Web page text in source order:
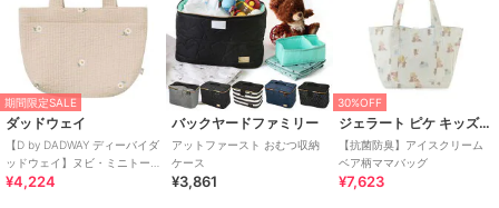
期間限定SALE
ダッドウェイ
【D by DADWAY ディーバイダ
ッドウェイ】ヌビ・ミニトー
トバッグ
¥4,224
バックヤードファミリー
アットファースト おむつ収納
ケース
¥3,861
30%OFF
ジェラート ピケ キッズ＆ベビー
【抗菌防臭】アイスクリーム
ベア柄ママバッグ
¥7,623